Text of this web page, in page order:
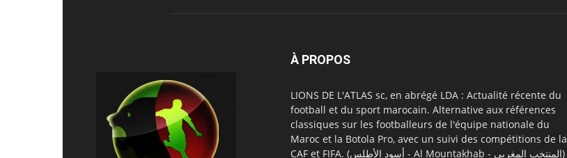
À PROPOS
LIONS DE L'ATLAS sc, en abrégé LDA : Actualité récente du
football et du sport marocain. Alternative aux références
classiques sur les footballeurs de l'équipe nationale du
Maroc et la Botola Pro, avec un suivi des compétitions de la
CAF et FIFA. (أسود الأطلس - Al Mountakhab - المنتخب المغربي)